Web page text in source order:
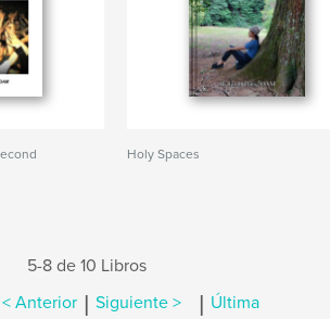
Holy Spaces
5-8 de 10 Libros
< Anterior | Siguiente > | Última